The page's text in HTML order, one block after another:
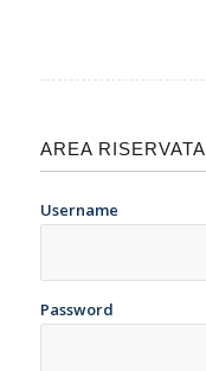
AREA RISERVATA
Username
Password